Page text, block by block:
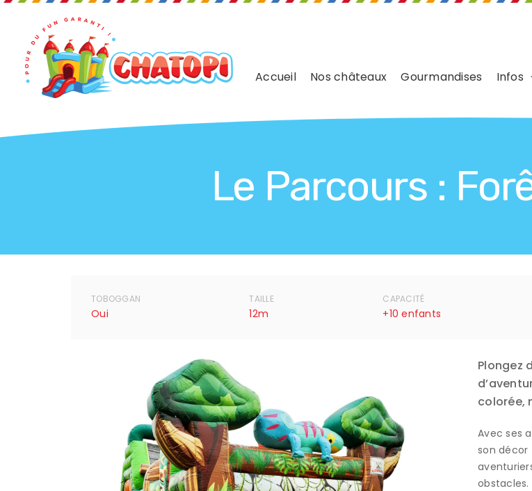
Accueil Nos châteaux Gourmandises Infos
Le Parcours :
TOBOGGAN
Oui
TAILLE
12m
CAPACITÉ
+10 enfants
Plongez
colorée,
Avec ses
son décor